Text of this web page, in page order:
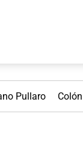
Pullaro Colón